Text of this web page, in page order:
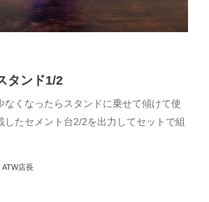
タンド1/2
なくなったらスタンドに乗せて傾けて使
したセメント台2/2を出力してセットで組
ATW店長